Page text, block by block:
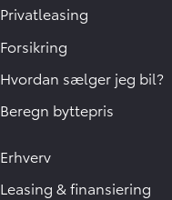
Privatleasing
Forsikring
Hvordan sælger jeg bil?
Beregn byttepris
Erhverv
Leasing & finansiering